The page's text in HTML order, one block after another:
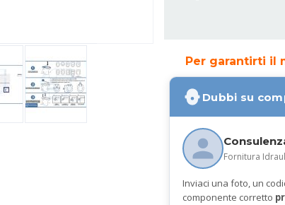
Per garantirti il
Dubbi su
Fornitura
Inviaci una foto, un
componente corretto